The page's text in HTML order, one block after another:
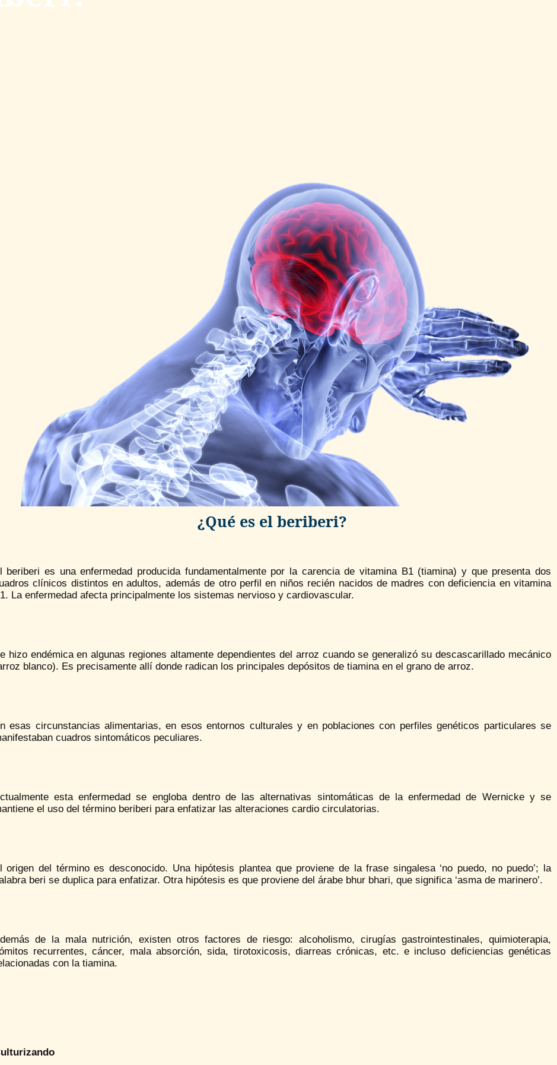
¿Qué es el beriberi?
beriberi es una enfermedad producida fundamentalmente por la carencia de vitamina B1 (tiamina) y que presenta dos
clínicos distintos en adultos, además de otro perfil en niños recién nacidos de madres con deficiencia en vitamina
La enfermedad afecta principalmente los sistemas nervioso y cardiovascular.
hizo endémica en algunas regiones altamente dependientes del arroz cuando se generalizó su descascarillado mecánico
blanco). Es precisamente allí donde radican los principales depósitos de tiamina en el grano de arroz.
esas circunstancias alimentarias, en esos entornos culturales y en poblaciones con perfiles genéticos particulares se
cuadros sintomáticos peculiares.
esta enfermedad se engloba dentro de las alternativas sintomáticas de la enfermedad de Wernicke y se
el uso del término beriberi para enfatizar las alteraciones cardio circulatorias.
origen del término es desconocido. Una hipótesis plantea que proviene de la frase singalesa ‘no puedo, no puedo’; la
beri se duplica para enfatizar. Otra hipótesis es que proviene del árabe bhur bhari, que significa ‘asma de marinero’.
de la mala nutrición, existen otros factores de riesgo: alcoholismo, cirugías gastrointestinales, quimioterapia,
recurrentes, cáncer, mala absorción, sida, tirotoxicosis, diarreas crónicas, etc. e incluso deficiencias genéticas
con la tiamina.